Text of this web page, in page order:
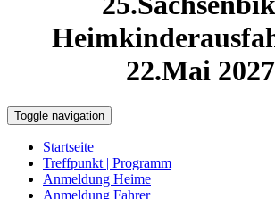
22.Mai 2027
Toggle navigation
Startseite
Treffpunkt | Programm
Anmeldung Heime
Anmeldung Fahrer